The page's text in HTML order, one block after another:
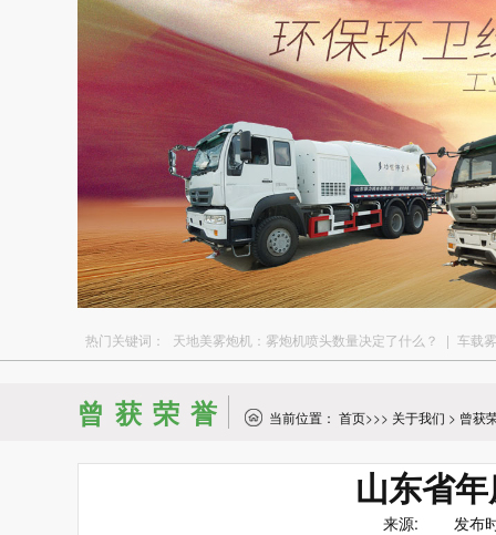
热门关键词： 天地美雾炮机：雾炮机喷头数量决定了什么？ | 车载
曾获荣誉 当前位置： 首页>>> 关于我们 > 曾获
山东省
来源: 发布时